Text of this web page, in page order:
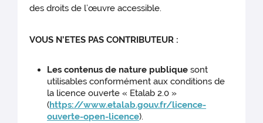
des droits de l’œuvre accessible.
VOUS N’ETES PAS CONTRIBUTEUR :
Les contenus de nature publique sont
utilisables conformément aux conditions de
la licence ouverte « Etalab 2.0 »
(https://www.etalab.gouv.fr/licence-
ouverte-open-licence).